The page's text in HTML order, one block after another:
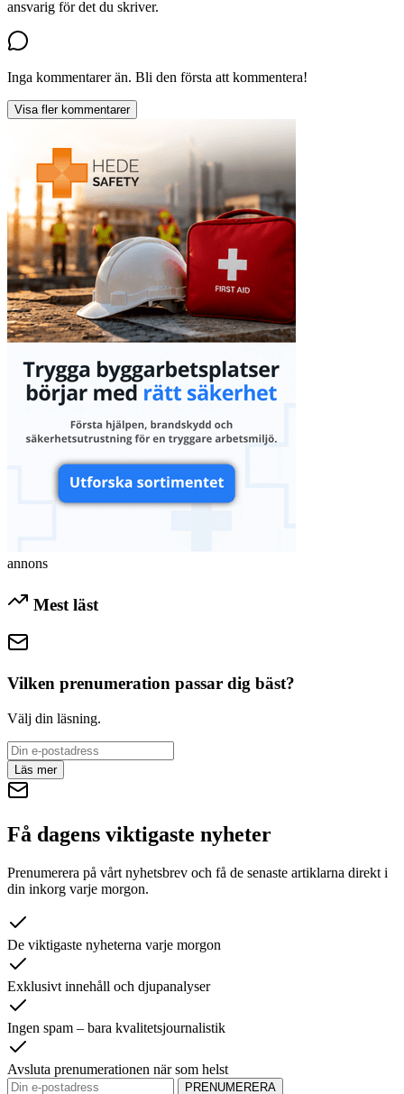
ansvarig för det du skriver.
Inga kommentarer än. Bli den första att kommentera!
Visa fler kommentarer
annons
Mest läst
Vilken prenumeration passar dig bäst?
Välj din läsning.
Läs mer
Få dagens viktigaste nyheter
Prenumerera på vårt nyhetsbrev och få de senaste artiklarna direkt i
din inkorg varje morgon.
De viktigaste nyheterna varje morgon
Exklusivt innehåll och djupanalyser
Ingen spam – bara kvalitetsjournalistik
Avsluta prenumerationen när som helst
PRENUMERERA